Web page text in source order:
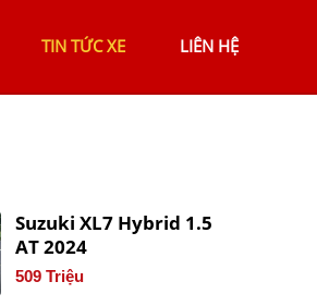
TIN TỨC XE LIÊN HỆ
Suzuki XL7 Hybrid 1.5
AT 2024
509 Triệu